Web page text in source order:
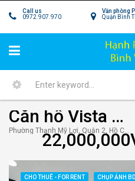
Văn phòng
Quận Bình
Call us
0972.907.970
Căn hộ Vista Verde 2 phòng ngủ 84m2 cho thuê
Phường Thạnh Mỹ Lợi, Quận 2, Hồ Chí Minh 70000, Việt Nam
CHO THUÊ - FOR RENT CHỤP ẢNH